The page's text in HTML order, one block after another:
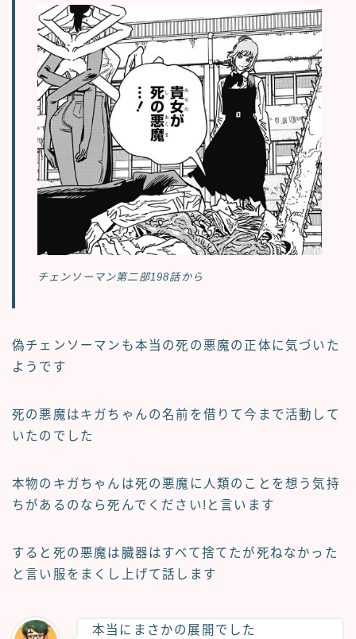
チェンソーマン第二部198話から
偽チェンソーマンも本当の死の悪魔の正体に気づいた
ようです
死の悪魔はキガちゃんの名前を借りて今まで活動して
いたのでした
本物のキガちゃんは死の悪魔に人類のことを想う気持
ちがあるのなら死んでください!と言います
すると死の悪魔は臓器はすべて捨てたが死ねなかった
と言い服をまくし上げて話します
本当にまさかの展開でした